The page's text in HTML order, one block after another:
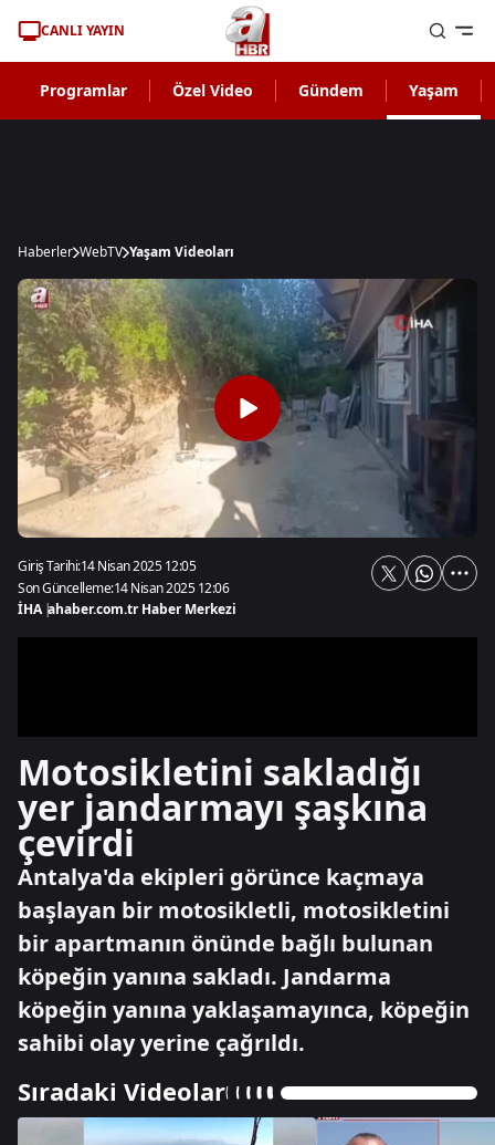
CANLI YAYIN
Programlar Özel Video Gündem Yaşam
Haberler WebTV Yaşam Videoları
Giriş Tarihi:14 Nisan 2025 12:05
Son Güncelleme:14 Nisan 2025 12:06
İHA |ahaber.com.tr Haber Merkezi
Motosikletini sakladığı
yer jandarmayı şaşkına
çevirdi
Antalya'da ekipleri görünce kaçmaya
başlayan bir motosikletli, motosikletini
bir apartmanın önünde bağlı bulunan
köpeğin yanına sakladı. Jandarma
köpeğin yanına yaklaşamayınca, köpeğin
sahibi olay yerine çağrıldı.
Sıradaki Videolar